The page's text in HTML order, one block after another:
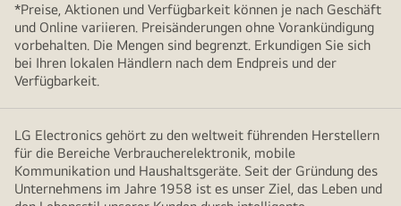
*Preise, Aktionen und Verfügbarkeit können je nach Geschäft
und Online variieren. Preisänderungen ohne Vorankündigung
vorbehalten. Die Mengen sind begrenzt. Erkundigen Sie sich
bei Ihren lokalen Händlern nach dem Endpreis und der
Verfügbarkeit.
LG Electronics gehört zu den weltweit führenden Herstellern
für die Bereiche Verbraucherelektronik, mobile
Kommunikation und Haushaltsgeräte. Seit der Gründung des
Unternehmens im Jahre 1958 ist es unser Ziel, das Leben und